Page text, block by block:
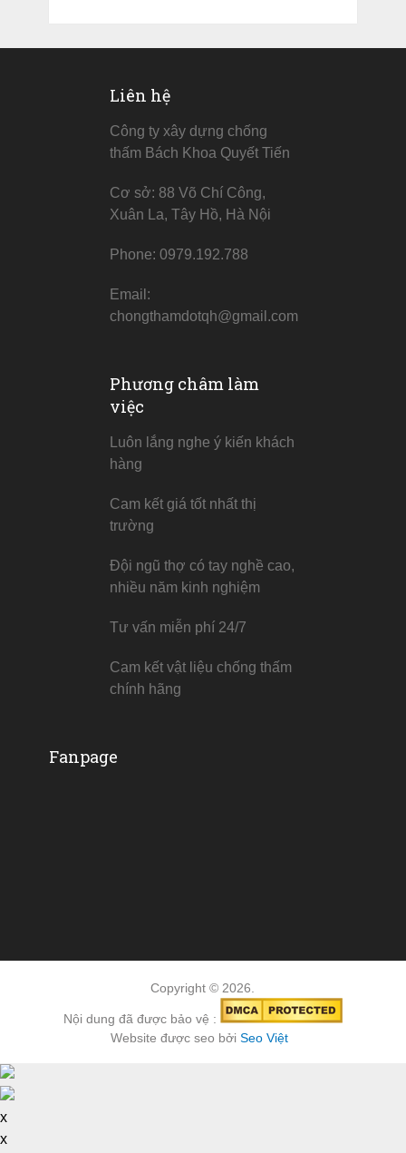
Liên hệ
Công ty xây dựng chống
thấm Bách Khoa Quyết Tiến
Cơ sở: 88 Võ Chí Công,
Xuân La, Tây Hồ, Hà Nội
Phone: 0979.192.788
Email:
chongthamdotqh@gmail.com
Phương châm làm
việc
Luôn lắng nghe ý kiến khách
hàng
Cam kết giá tốt nhất thị
trường
Đội ngũ thợ có tay nghề cao,
nhiều năm kinh nghiệm
Tư vấn miễn phí 24/7
Cam kết vật liệu chống thấm
chính hãng
Fanpage
Copyright © 2026.
Nội dung đã được bảo vệ :
Website được seo bởi Seo Việt
x
x